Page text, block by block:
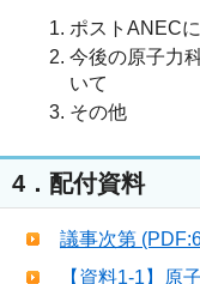
ポストANEC
今後の原子力
いて
その他
4．配付資料
議事次第
【資料1-1】原